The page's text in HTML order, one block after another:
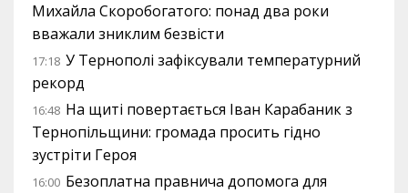
Михайла Скоробогатого: понад два роки
вважали зниклим безвісти
17:18 У Тернополі зафіксували температурний
рекорд
16:48 На щиті повертається Іван Карабаник з
Тернопільщини: громада просить гідно
зустріти Героя
16:00 Безоплатна правнича допомога для